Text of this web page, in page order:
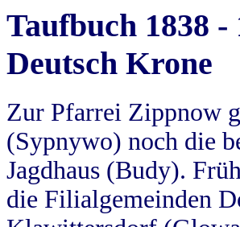
Taufbuch 1838
Deutsch Krone
Zur Pfarrei Zippnow
(Sypnywo) noch die
Jagdhaus (Budy).
die Filialgemeinden